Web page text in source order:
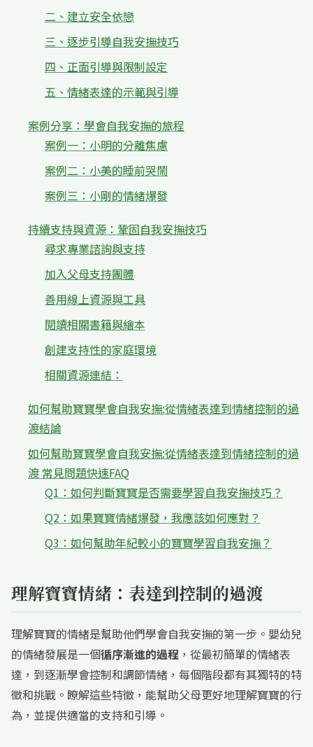
二、建立安全依戀
三、逐步引導自我安撫技巧
四、正面引導與限制設定
五、情緒表達的示範與引導
案例分享：學會自我安撫的旅程
案例一：小明的分離焦慮
案例二：小美的睡前哭鬧
案例三：小剛的情緒爆發
持續支持與資源：鞏固自我安撫技巧
尋求專業諮詢與支持
加入父母支持團體
善用線上資源與工具
閱讀相關書籍與繪本
創建支持性的家庭環境
相關資源連結：
如何幫助寶寶學會自我安撫:從情緒表達到情緒控制的過
渡結論
如何幫助寶寶學會自我安撫:從情緒表達到情緒控制的過
渡 常見問題快速FAQ
Q1：如何判斷寶寶是否需要學習自我安撫技巧？
Q2：如果寶寶情緒爆發，我應該如何應對？
Q3：如何幫助年紀較小的寶寶學習自我安撫？
理解寶寶情緒：表達到控制的過渡
理解寶寶的情緒是幫助他們學會自我安撫的第一步。嬰幼兒
的情緒發展是一個循序漸進的過程 ，從最初簡單的情緒表
達，到逐漸學會控制和調節情緒，每個階段都有其獨特的特
徵和挑戰。瞭解這些特徵，能幫助父母更好地理解寶寶的行
為，並提供適當的支持和引導。